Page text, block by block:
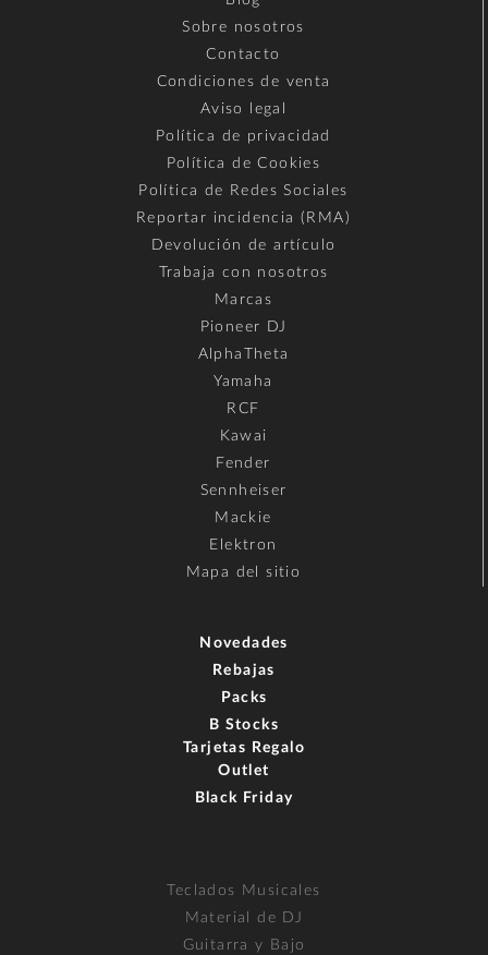
Sobre nosotros
Contacto
Condiciones de venta
Aviso legal
Política de privacidad
Política de Cookies
Política de Redes Sociales
Reportar incidencia (RMA)
Devolución de artículo
Trabaja con nosotros
Marcas
Pioneer DJ
AlphaTheta
Yamaha
RCF
Kawai
Fender
Sennheiser
Mackie
Elektron
Mapa del sitio
Novedades
Rebajas
Packs
B Stocks
Tarjetas Regalo
Outlet
Black Friday
Teclados Musicales
Material de DJ
Guitarra y Bajo